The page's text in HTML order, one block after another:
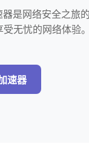
是网络安全之旅
无忧的网络体验。
速器